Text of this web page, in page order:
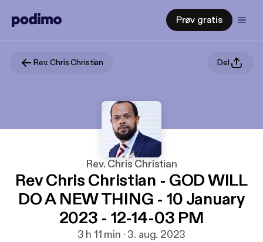
Prøv gratis
Rev. Chris Christian Del
Rev. Chris Christian
Rev Chris Christian - GOD WILL
DO A NEW THING - 10 January
2023 - 12-14-03 PM
3 h 11 min · 3. aug. 2023